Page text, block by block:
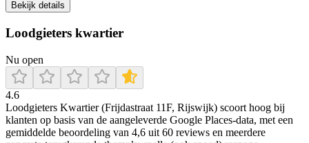
Bekijk details
Loodgieters kwartier
Nu open
4.6
Loodgieters Kwartier (Frijdastraat 11F, Rijswijk) scoort hoog bij
klanten op basis van de aangeleverde Google Places-data, met een
gemiddelde beoordeling van 4,6 uit 60 reviews en meerdere